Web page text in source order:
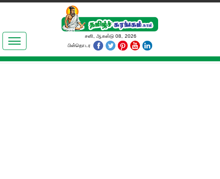
இலக்கியங்கள்
தமிழ் உலகம்
சனி, ஆகஸ்டு 08, 2026
பின்தொடர